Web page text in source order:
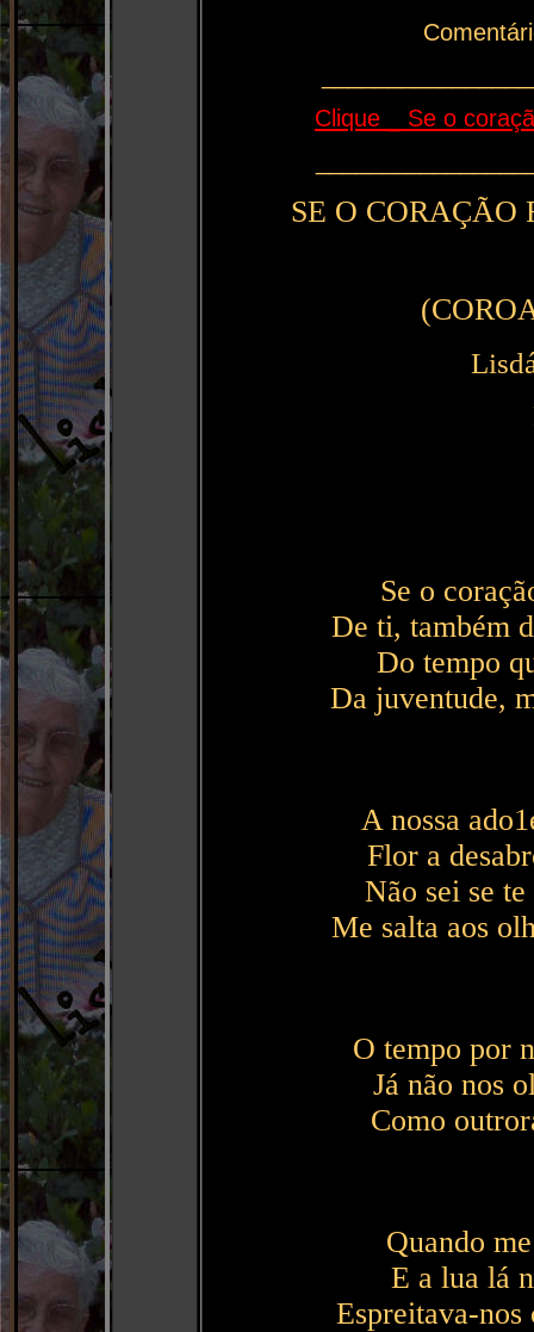
Clique _ Se o
SE O CORAÇÃO
Se o
De ti, também
Do tempo
Da juventude,
A nossa
Flor a
Não sei se
Me salta aos
O tempo por
Já não nos
Como
Quando
E a lua lá
Espreitava-